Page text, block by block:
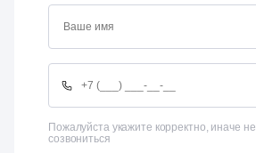
Пожалуйста укажите корректно, иначе
созвониться